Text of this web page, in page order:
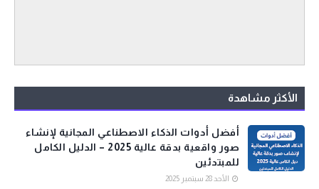
الأكثر مشاهدة
أفضل أدوات الذكاء الاصطناعي المجانية لإنشاء
صور واقعية بدقة عالية 2025 – الدليل الكامل
للمبتدئين
الأحد 28 سبتمبر 2025